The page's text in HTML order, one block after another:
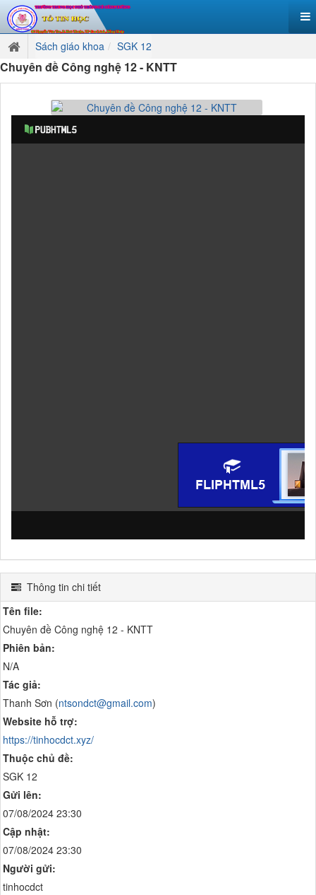
Sách giáo khoa SGK 12
Chuyên đề Công nghệ 12 - KNTT
Thông tin chi tiết
Tên file:
Chuyên đề Công nghệ 12 - KNTT
Phiên bản:
N/A
Tác giả:
Thanh Sơn (ntsondct@gmail.com)
Website hỗ trợ:
https://tinhocdct.xyz/
Thuộc chủ đề:
SGK 12
Gửi lên:
07/08/2024 23:30
Cập nhật:
07/08/2024 23:30
Người gửi:
tinhocdct